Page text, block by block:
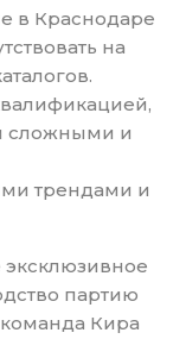
в Краснодаре
на
сложными и
трендами и
эксклюзивное
партию
Кира